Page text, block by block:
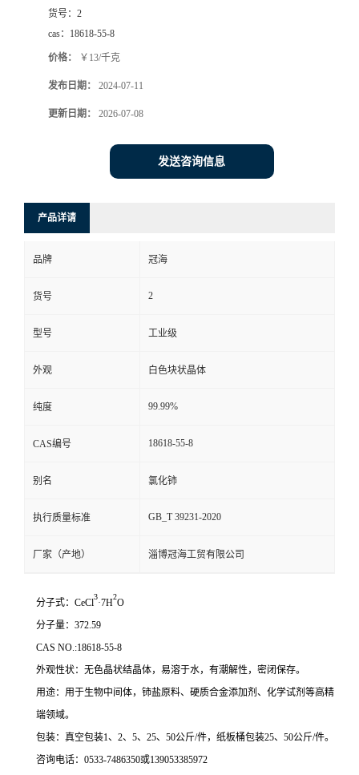
货号： 2
cas： 18618-55-8
价格： ￥13/千克
发布日期： 2024-07-11
更新日期： 2026-07-08
发送咨询信息
产品详请
品牌 冠海
货号 2
型号 工业级
外观 白色块状晶体
纯度 99.99%
CAS编号 18618-55-8
别名 氯化铈
执行质量标准 GB_T 39231-2020
厂家（产地） 淄博冠海工贸有限公司
分子式：CeCl
3
·7H
2
O
分子量：372.59
CAS NO.:18618-55-8
外观性状：无色晶状结晶体，易溶于水，有潮解性，密闭保存。
用途：用于生物中间体，铈盐原料、硬质合金添加剂、化学试剂等高精
端领域。
包装：真空包装1、2、5、25、50公斤/件，纸板桶包装25、50公斤/件。
咨询电话：0533-7486350或139053385972